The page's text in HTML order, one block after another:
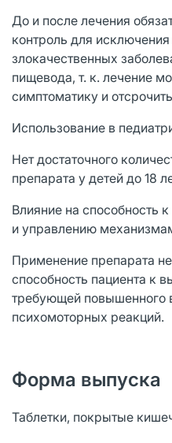
До и после лечения
контроль для
злокачественных
пищевода, т. к. лечение
симптоматику и
Использование в
Нет достаточного
препарата у детей до 18
Влияние на способность
и управлению
Применение препарата
способность пациента к
требующей повышенного
психомоторных реакций.
Форма выпуска
Таблетки, покрытые